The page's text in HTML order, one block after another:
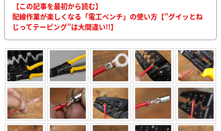
【この記事を最初から読む】
配線作業が楽しくなる「電工ペンチ」の使い方【”グイッとね
じってテーピング”は大間違い!!】